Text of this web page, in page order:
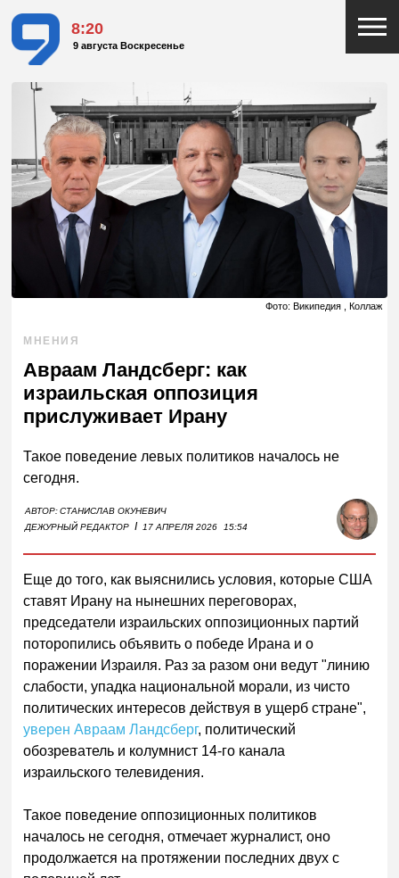
8:20
9 августа Воскресенье
Фото: Википедия , Коллаж
МНЕНИЯ
Авраам Ландсберг: как
израильская оппозиция
прислуживает Ирану
Такое поведение левых политиков началось не
сегодня.
АВТОР:СТАНИСЛАВ ОКУНЕВИЧ
ДЕЖУРНЫЙ РЕДАКТОР I 17 АПРЕЛЯ 2026 15:54
Еще до того, как выяснились условия, которые США
ставят Ирану на нынешних переговорах,
председатели израильских оппозиционных партий
поторопились объявить о победе Ирана и о
поражении Израиля. Раз за разом они ведут "линию
слабости, упадка национальной морали, из чисто
политических интересов действуя в ущерб стране",
уверен Авраам Ландсберг, политический
обозреватель и колумнист 14-го канала
израильского телевидения.
Такое поведение оппозиционных политиков
началось не сегодня, отмечает журналист, оно
продолжается на протяжении последних двух с